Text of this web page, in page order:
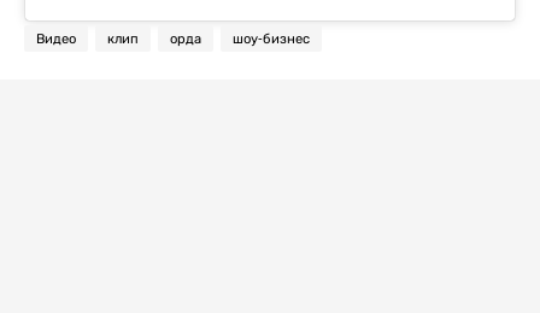
Видео клип орда шоу-бизнес